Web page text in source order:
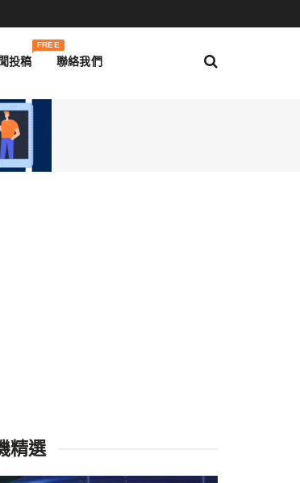
投稿
FREE
聯絡我們
精選